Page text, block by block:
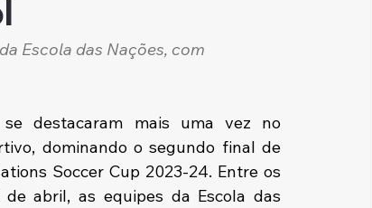
Escola das Nações, com
se destacaram mais uma vez no
dominando o segundo final de
Soccer Cup 2023-24. Entre os
abril, as equipes da Escola das